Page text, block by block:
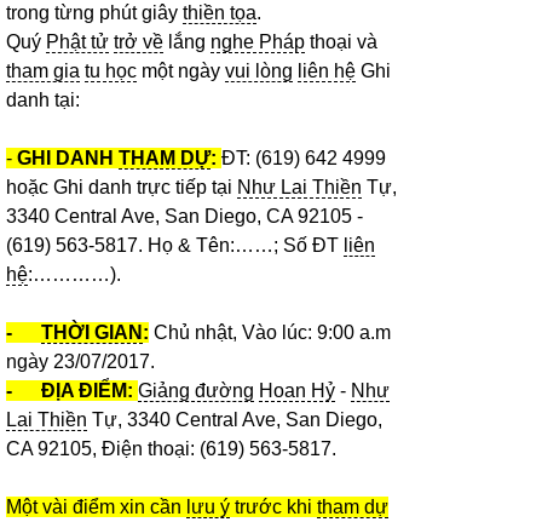
trong từng phút giây thiền tọa.
Quý Phật tử trở về lắng nghe Pháp thoại và
tham gia tu học một ngày vui lòng liên hệ Ghi
danh tại:
- GHI DANH THAM DỰ: ĐT: (619) 642 4999
hoặc Ghi danh trực tiếp tại Như Lai Thiền Tự,
3340 Central Ave, San Diego, CA 92105 -
(619) 563-5817. Họ & Tên:……; Số ĐT liên
hệ:…………).
- THỜI GIAN : Chủ nhật, Vào lúc: 9:00 a.m
ngày 23/07/2017.
- ĐỊA ĐIỂM: Giảng đường Hoan Hỷ - Như
Lai Thiền Tự, 3340 Central Ave, San Diego,
CA 92105, Điện thoại: (619) 563-5817.
Một vài điểm xin cần lưu ý trước khi tham dự